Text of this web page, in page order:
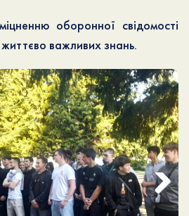
оборонної свідомості
важливих знань.
Next